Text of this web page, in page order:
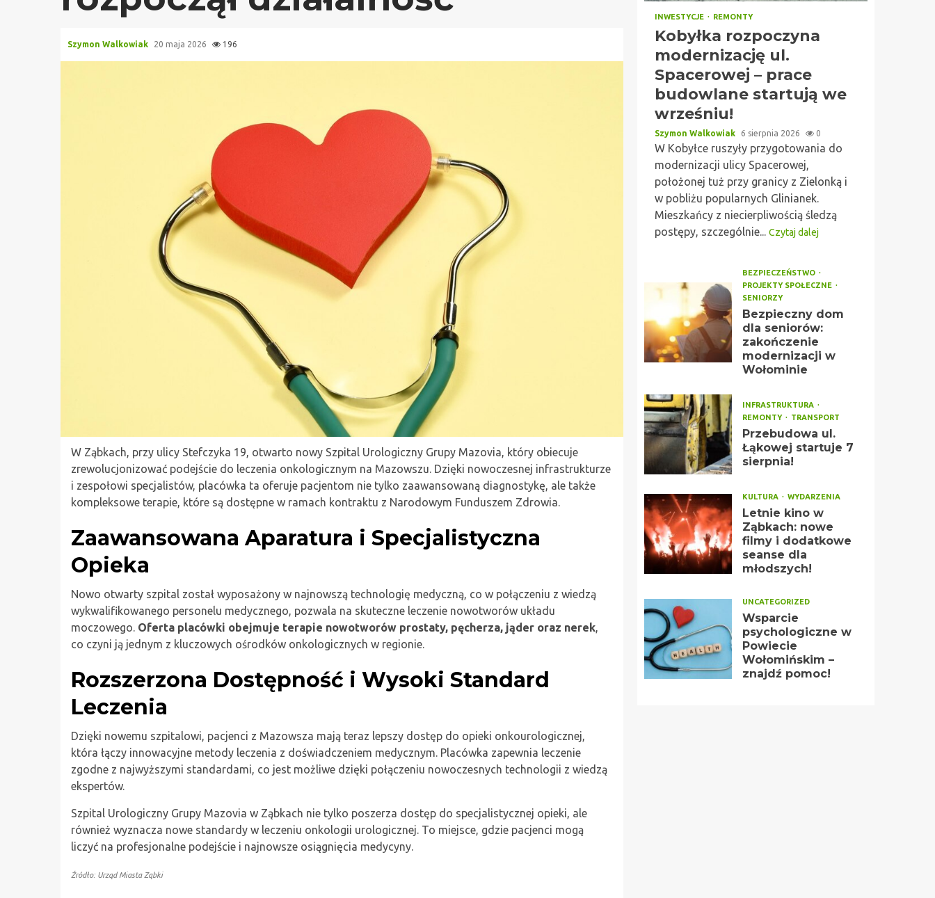
Szymon Walkowiak 20 maja 2026 196
W Ząbkach, przy ulicy Stefczyka 19, otwarto nowy Szpital Urologiczny Grupy Mazovia, który obiecuje
zrewolucjonizować podejście do leczenia onkologicznym na Mazowszu. Dzięki nowoczesnej infrastrukturze
i zespołowi specjalistów, placówka ta oferuje pacjentom nie tylko zaawansowaną diagnostykę, ale także
kompleksowe terapie, które są dostępne w ramach kontraktu z Narodowym Funduszem Zdrowia.
Zaawansowana Aparatura i Specjalistyczna
Opieka
Nowo otwarty szpital został wyposażony w najnowszą technologię medyczną, co w połączeniu z wiedzą
wykwalifikowanego personelu medycznego, pozwala na skuteczne leczenie nowotworów układu
moczowego. Oferta placówki obejmuje terapie nowotworów prostaty, pęcherza, jąder oraz nerek
co czyni ją jednym z kluczowych ośrodków onkologicznych w regionie.
Rozszerzona Dostępność i Wysoki Standard
Leczenia
Dzięki nowemu szpitalowi, pacjenci z Mazowsza mają teraz lepszy dostęp do opieki onkourologicznej,
która łączy innowacyjne metody leczenia z doświadczeniem medycznym. Placówka zapewnia leczenie
zgodne z najwyższymi standardami, co jest możliwe dzięki połączeniu nowoczesnych technologii z wiedzą
ekspertów.
Szpital Urologiczny Grupy Mazovia w Ząbkach nie tylko poszerza dostęp do specjalistycznej opieki, ale
również wyznacza nowe standardy w leczeniu onkologii urologicznej. To miejsce, gdzie pacjenci mogą
liczyć na profesjonalne podejście i najnowsze osiągnięcia medycyny.
Źródło: Urząd Miasta Ząbki
INWESTYCJE REMONTY
Kobyłka rozpoczyna
modernizację ul.
Spacerowej – prace
budowlane startują we
wrześniu!
Szymon Walkowiak 6 sierpnia 2026 0
W Kobyłce ruszyły przygotowania do
modernizacji ulicy Spacerowej,
położonej tuż przy granicy z Zielonką i
w pobliżu popularnych Glinianek.
Mieszkańcy z niecierpliwością śledzą
postępy, szczególnie... Czytaj dalej
BEZPIECZEŃSTWO
PROJEKTY SPOŁECZNE
SENIORZY
Bezpieczny dom
dla seniorów:
zakończenie
modernizacji w
Wołominie
INFRASTRUKTURA
REMONTY
TRANSPORT
Przebudowa ul.
Łąkowej startuje 7
sierpnia!
KULTURA WYDARZENIA
Letnie kino w
Ząbkach: nowe
filmy i dodatkowe
seanse dla
młodszych!
UNCATEGORIZED
Wsparcie
psychologiczne w
Powiecie
Wołomińskim –
znajdź pomoc!